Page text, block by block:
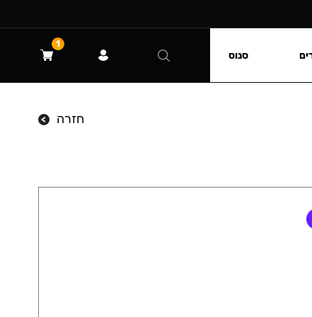
חזרה
סנוס
1